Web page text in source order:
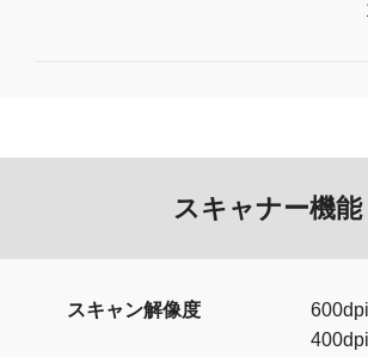
スキャナー機能
スキャン解像度